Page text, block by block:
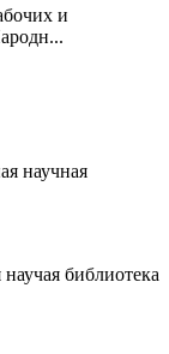
и
научная
библиотека